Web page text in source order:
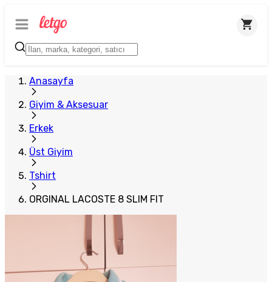
Anasayfa
Giyim & Aksesuar
Erkek
Üst Giyim
Tshirt
ORGINAL LACOSTE 8 SLIM FIT